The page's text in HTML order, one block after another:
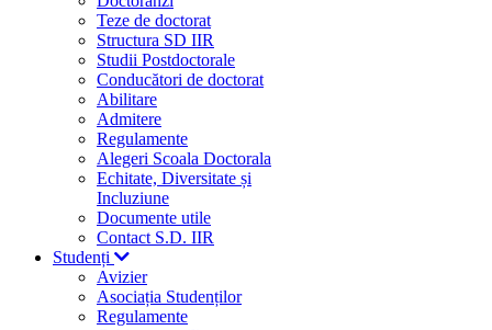
Teze de doctorat
Structura SD IIR
Studii Postdoctorale
Conducători de doctorat
Abilitare
Admitere
Regulamente
Alegeri Scoala Doctorala
Echitate, Diversitate și
Incluziune
Documente utile
Contact S.D. IIR
Studenți
Avizier
Asociația Studenților
Regulamente